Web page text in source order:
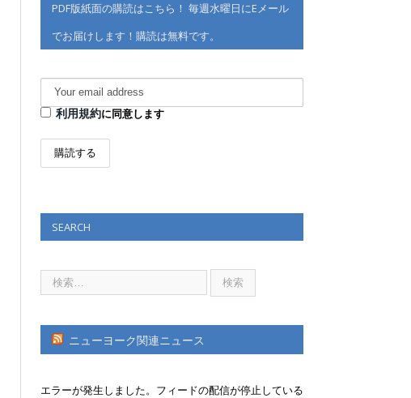
PDF版紙面の購読はこちら！ 毎週水曜日にEメール
でお届けします！購読は無料です。
利用規約に同意します
SEARCH
ニューヨーク関連ニュース
エラーが発生しました。フィードの配信が停止している